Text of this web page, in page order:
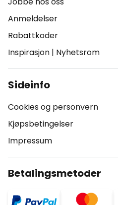
Anmeldelser
Rabattkoder
Inspirasjon | Nyhetsrom
Sideinfo
Cookies og personvern
Kjøpsbetingelser
Impressum
Betalingsmetoder